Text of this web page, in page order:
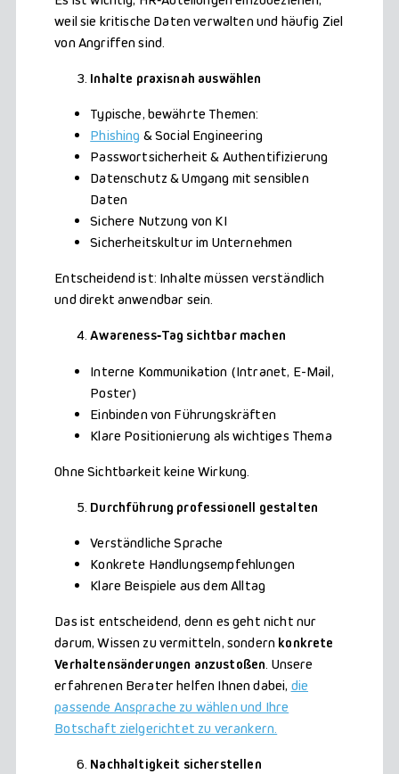
weil sie kritische Daten verwalten und häufig Ziel
von Angriffen sind.
Inhalte praxisnah auswählen
Typische, bewährte Themen:
Phishing & Social Engineering
Passwortsicherheit & Authentifizierung
Datenschutz & Umgang mit sensiblen
Daten
Sichere Nutzung von KI
Sicherheitskultur im Unternehmen
Entscheidend ist: Inhalte müssen verständlich
und direkt anwendbar sein.
Awareness‑Tag sichtbar machen
Interne Kommunikation (Intranet, E-Mail,
Poster)
Einbinden von Führungskräften
Klare Positionierung als wichtiges Thema
Ohne Sichtbarkeit keine Wirkung.
Durchführung professionell gestalten
Verständliche Sprache
Konkrete Handlungsempfehlungen
Klare Beispiele aus dem Alltag
Das ist entscheidend, denn es geht nicht nur
darum, Wissen zu vermitteln, sondern konkrete
Verhaltensänderungen anzustoßen. Unsere
erfahrenen Berater helfen Ihnen dabei, die
passende Ansprache zu wählen und Ihre
Botschaft zielgerichtet zu verankern.
Nachhaltigkeit sicherstellen